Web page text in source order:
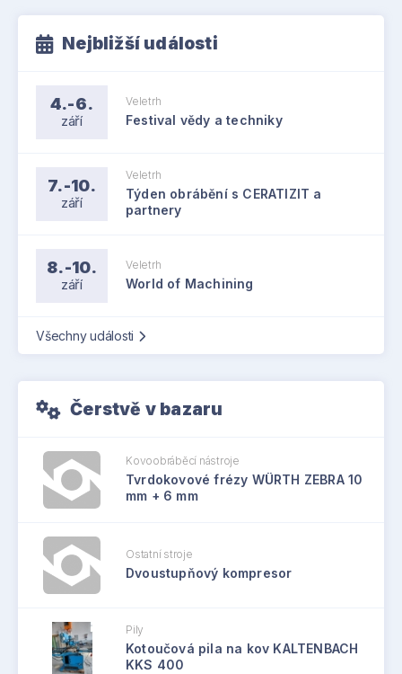
Nejbližší události
4.-6.
září
Veletrh
Festival vědy a techniky
7.-10.
září
Veletrh
Týden obrábění s CERATIZIT a
partnery
8.-10.
září
Veletrh
World of Machining
Všechny události
Čerstvě v bazaru
Kovoobráběcí nástroje
Tvrdokovové frézy WÜRTH ZEBRA 10
mm + 6 mm
Ostatní stroje
Dvoustupňový kompresor
Pily
Kotoučová pila na kov KALTENBACH
KKS 400